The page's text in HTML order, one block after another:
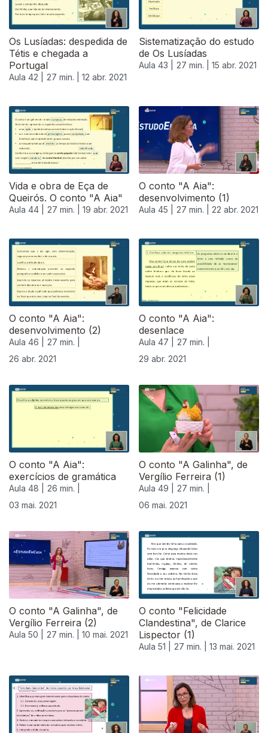
Os Lusíadas: despedida de
Tétis e chegada a
Portugal
Aula 42 | 27 min. | 12 abr. 2021
Sistematização do estudo
de Os Lusíadas
Aula 43 | 27 min. | 15 abr. 2021
Vida e obra de Eça de
Queirós. O conto "A Aia"
Aula 44 | 27 min. | 19 abr. 2021
O conto "A Aia":
desenvolvimento (1)
Aula 45 | 27 min. | 22 abr. 2021
O conto "A Aia":
desenvolvimento (2)
Aula 46 |
27 min. |
26 abr. 2021
O conto "A Aia":
desenlace
Aula 47 |
27 min. |
29 abr. 2021
540405
O conto "A Aia":
exercícios de gramática
Aula 48 |
26 min. |
03 mai. 2021
O conto "A Galinha", de
Vergílio Ferreira (1)
Aula 49 |
27 min. |
06 mai. 2021
O conto "A Galinha", de
Vergílio Ferreira (2)
Aula 50 | 27 min. | 10 mai. 2021
O conto "Felicidade
Clandestina", de Clarice
Lispector (1)
Aula 51 | 27 min. | 13 mai. 2021